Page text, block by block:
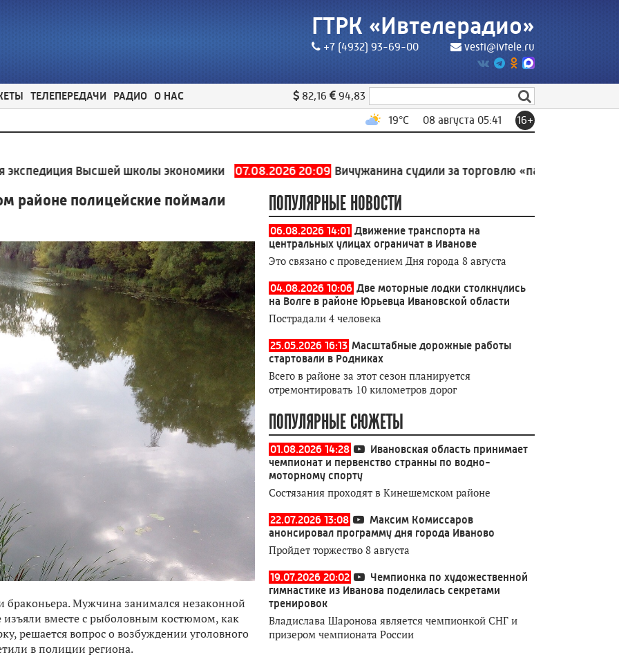
ГТРК «Ивтелерадио»
+7 (4932) 93-69-00 vesti@ivtele.ru
ТЕЛЕПЕРЕДАЧИ РАДИО О НАС 82,16
94,83
19°C 08 августа 05:41 16+
Высшей школы экономики 07.08.2026 20:09 Вичужанина судили за торговлю «палёным» алкоголем и
районе полицейские поймали
Мужчина занимался незаконной
вместе с рыболовным костюмом, как
решается вопрос о возбуждении уголовного
в полиции региона.
ПОПУЛЯРНЫЕ НОВОСТИ
06.08.2026 14:01 Движение транспорта на
центральных улицах ограничат в Иванове
Это связано с проведением Дня города 8 августа
04.08.2026 10:06 Две моторные лодки столкнулись
на Волге в районе Юрьевца Ивановской области
Пострадали 4 человека
25.05.2026 16:13 Масштабные дорожные работы
стартовали в Родниках
Всего в районе за этот сезон планируется
отремонтировать 10 километров дорог
ПОПУЛЯРНЫЕ СЮЖЕТЫ
01.08.2026 14:28
Ивановская область принимает
чемпионат и первенство странны по водно-
моторному спорту
Состязания проходят в Кинешемском районе
22.07.2026 13:08
Максим Комиссаров
анонсировал программу дня города Иваново
Пройдет торжество 8 августа
19.07.2026 20:02
Чемпионка по художественной
гимнастике из Иванова поделилась секретами
тренировок
Владислава Шаронова является чемпионкой СНГ и
призером чемпионата России